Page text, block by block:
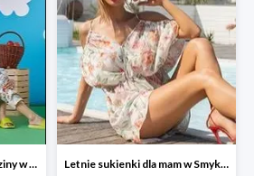
Coqui - buty dla całej rodziny w Smyku do -20% Letnie sukienki dla mam w Smyku do -25%